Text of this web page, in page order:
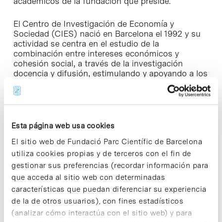
Esta página web usa cookies
El sitio web de Fundació Parc Científic de Barcelona
utiliza cookies propias y de terceros con el fin de
gestionar sus preferencias (recordar información para
que acceda al sitio web con determinadas
características que puedan diferenciar su experiencia
de la de otros usuarios), con fines estadísticos
(analizar cómo interactúa con el sitio web) y para
El Centro de Investigación de Economía y
Sociedad (CIES) nació en Barcelona el 1992 y su
actividad se centra en el estudio de la
combinación entre intereses económicos y
cohesión social, a través de la investigación
docencia y difusión, estimulando y apoyando a los
proyectos innovadores para su desarrollo y
creando plataformas y redes que potencien sus
efectos. CIES forma parte del Parc Científic
a la Universitat de Barcelona (UB) para la
realización conjunta de actividades de
investigación y programas de formación.
En la actualidad, la Fundación CIES imparte dos
máster sobre RSC que combinan la formación on
line con sesiones presenciales: el «
Master en
Responsabilidad Social Corporativa, Contabilidad
y Auditoría Social» (MRS) y el « Máster en
Economía Social y Dirección de Entidades sin